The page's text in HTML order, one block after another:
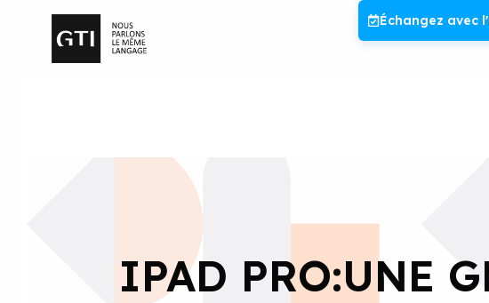
Échangez avec
IPAD PRO:UNE